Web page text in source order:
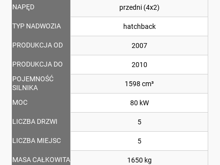
NAPĘD przedni (4x2)
TYP NADWOZIA hatchback
PRODUKCJA OD 2007
PRODUKCJA DO
2010
POJEMNOŚĆ
SILNIKA
1598 cm³
MOC 80 kW
LICZBA DRZWI 5
LICZBA MIEJSC 5
MASA CAŁKOWITA 1650 kg